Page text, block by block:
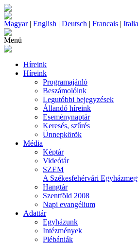
Magyar| English | Deutsch | Francais |
Menü
Híreink
Híreink
Programajánló
Beszámolóink
Legutóbbi bejegyzések
Állandó híreink
Eseménynaptár
Keresés, szűrés
Ünnepkörök
Média
Képtár
Videótár
SZEM
A Székesfehérvári
Hangtár
Szentföld 2008
Napi evangélium
Adattár
Egyházunk
Intézmények
Plébániák